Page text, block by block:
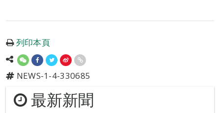
列印本頁
NEWS-1-4-330685
最新新聞